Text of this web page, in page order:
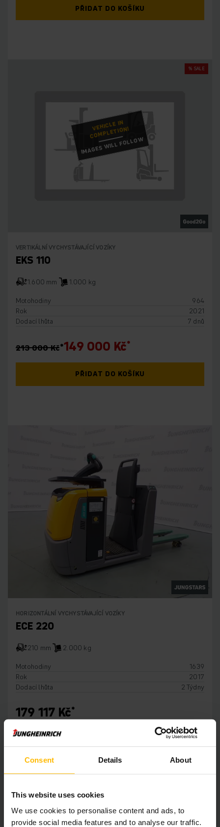
Consent Details About
This website uses cookies
We use cookies to personalise content and ads, to
provide social media features and to analyse our traffic.
PŘIDAT DO KOŠÍKU
VEHICLE IN
COMPLETION!
IMAGES WILL FOLLOW
% SALE
VERTIKÁLNÍ VYCHYSTÁVAJÍCÍ VOZÍKY
EKS 110
1.600 mm
1.000 kg
Motohodiny
964
Rok
2021
Dodací lhůta
7 dnů
213 000 Kč 149 000 Kč
PŘIDAT DO KOŠÍKU
HORIZONTÁLNÍ VYCHYSTÁVAJÍCÍ VOZÍKY
ECE 220
210 mm
2.000 kg
Motohodiny
1639
Rok
2017
Dodací lhůta
2 Týdny
179 117 Kč